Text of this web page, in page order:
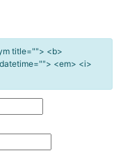
title=""> <b>
<em> <i>